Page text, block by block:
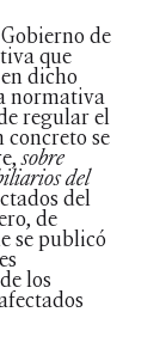
de
que
dicho
normativa
regular el
concreto se
sobre
del
del
de
se publicó
los